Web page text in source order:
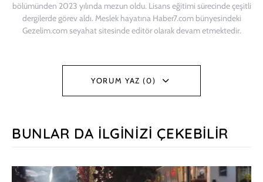
bölümünden 2023 yılında mezun oldu. Lisans eğitimi sürecinde çeşitli
dergilerde görev aldı. Meslek hayatına Haber7.com bünyesindeki
Gezelim.com seyahat sitesinde editör olarak devam etmektedir.
YORUM YAZ (0)
BUNLAR DA İLGINIZI ÇEKEBILIR